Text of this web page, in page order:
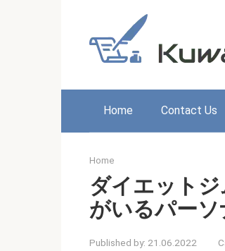
Home Contact Us
Home
ダイエット
がいるパー
Published by: 21.06.2022